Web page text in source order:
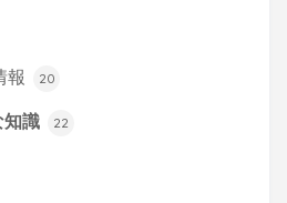
報 20
知識 22